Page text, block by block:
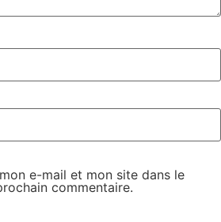
e-mail et mon site dans le
commentaire.